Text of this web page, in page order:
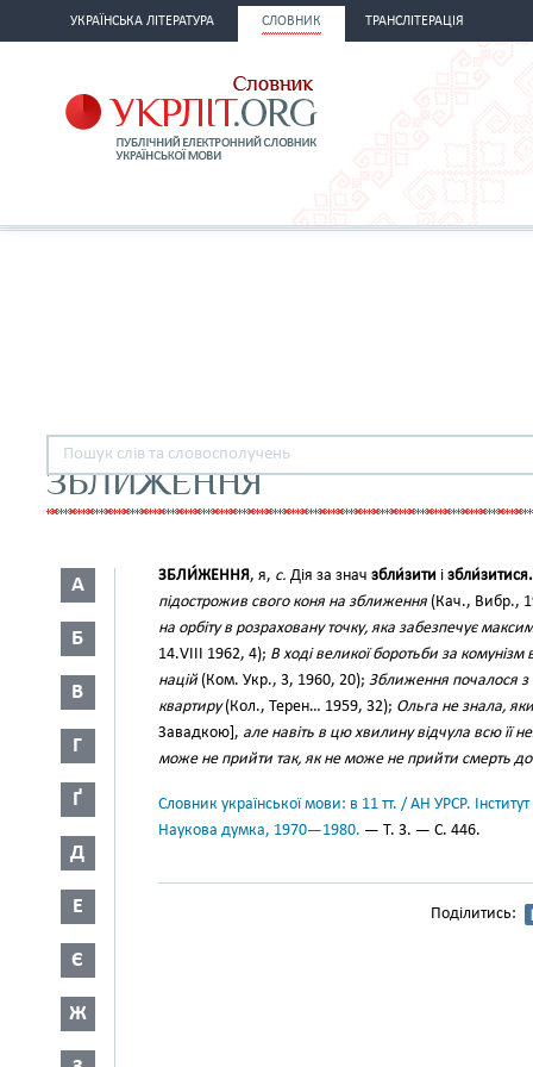
УКРАЇНСЬКА ЛІТЕРАТУРА СЛОВНИК ТРАНСЛІТЕРАЦІЯ
ЗБЛИЖЕННЯ
А
Б
В
Г
Ґ
Д
Е
Є
Ж
ЗБЛИ́ЖЕННЯ, я, с. Дія за знач збли́зити і
підострожив свого коня на зближення (Кач., Вибр.,
на орбіту в розраховану точку, яка забезпечує
14.VIII 1962, 4); В ході великої боротьби за
націй (Ком. Укр., 3, 1960, 20); Зближення почалося з
квартиру(Кол., Терен… 1959, 32); Ольга не знала,
Завадкою], але навіть в цю хвилину відчула всю її
може не прийти так, як не може не прийти смерть
Словник української мови: в 11 тт. / АН УРСР.
Наукова думка, 1970—1980. — Т. 3. — С. 446.
Поділитись: